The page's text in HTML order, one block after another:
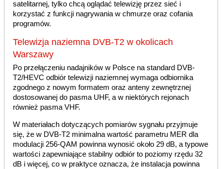
satelitarnej, tylko chcą oglądać telewizję przez sieć i
korzystać z funkcji nagrywania w chmurze oraz cofania
programów.
Telewizja naziemna DVB-T2 w okolicach
Warszawy
Po przełączeniu nadajników w Polsce na standard DVB-
T2/HEVC odbiór telewizji naziemnej wymaga odbiornika
zgodnego z nowym formatem oraz anteny zewnętrznej
dostosowanej do pasma UHF, a w niektórych rejonach
również pasma VHF.
W materiałach dotyczących pomiarów sygnału przyjmuje
się, że w DVB-T2 minimalna wartość parametru MER dla
modulacji 256-QAM powinna wynosić około 29 dB, a typowe
wartości zapewniające stabilny odbiór to poziomy rzędu 32
dB i więcej, co w praktyce oznacza, że instalacja powinna